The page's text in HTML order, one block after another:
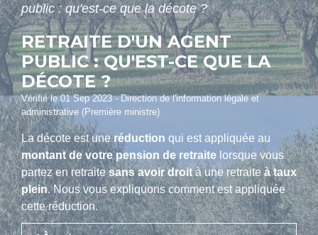
public : qu'est-ce que la décote ?
RETRAITE D'UN AGENT
PUBLIC : QU'EST-CE QUE LA
DÉCOTE ?
Vérifié le 01 Sep 2023 - Direction de l'information légale et
administrative (Première ministre)
La décote est uneréduction qui est appliquée au
montant de votre pension de retraite lorsque vous
partez en retraitesans avoir droità une retraiteà taux
plein. Nous vous expliquons comment est appliquée
cette réduction.